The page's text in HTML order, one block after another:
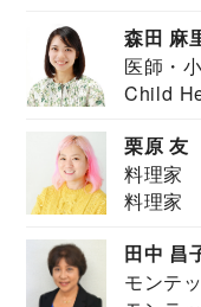
森田 麻
医師・
Child
栗原 友
料理家
料理家
田中 昌
モンテ